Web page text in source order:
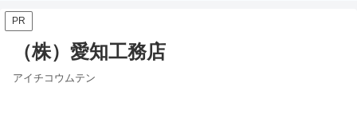
PR
（株）愛知工務店
アイチコウムテン